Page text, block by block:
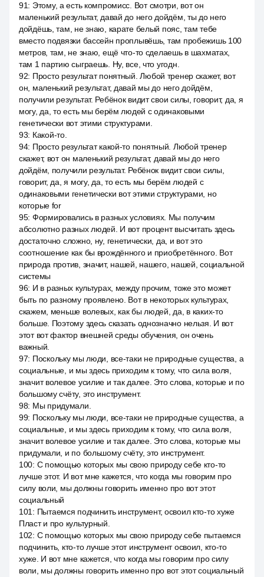
91: Этому, а есть компромисс. Вот смотри, вот он
маленький результат, давай до него дойдём, ты до него
дойдёшь, там, не знаю, карате белый пояс, там тебе
вместо подвязки бассейн проплывёшь, там пробежишь 100
метров, там, не знаю, ещё что-то сделаешь в шахматах,
там 1 партию сыграешь. Ну, все, что угодн.
92: Просто результат понятный. Любой тренер скажет, вот
он, маленький результат, давай мы до него дойдём,
получили результат. Ребёнок видит свои силы, говорит, да, я
могу, да, то есть мы берём людей с одинаковыми
генетически вот этими структурами.
93: Какой-то.
94: Просто результат какой-то понятный. Любой тренер
скажет, вот он маленький результат, давай мы до него
дойдём, получили результат. Ребёнок видит свои силы,
говорит, да, я могу, да, то есть мы берём людей с
одинаковыми генетически вот этими структурами, но
которые for
95: Формировались в разных условиях. Мы получим
абсолютно разных людей. И вот процент высчитать здесь
достаточно сложно, ну, генетически, да, и вот это
соотношение как бы врождённого и приобретённого. Вот
природа против, значит, нашей, нашего, нашей, социальной
системы
96: И в разных культурах, между прочим, тоже это может
быть по разному проявлено. Вот в некоторых культурах,
скажем, меньше волевых, как бы людей, да, в каких-то
больше. Поэтому здесь сказать однозначно нельзя. И вот
этот вот фактор внешней среды обучения, он очень
важный.
97: Поскольку мы люди, все-таки не природные существа, а
социальные, и мы здесь приходим к тому, что сила воля,
значит волевое усилие и так далее. Это слова, которые и по
большому счёту, это инструмент.
98: Мы придумали.
99: Поскольку мы люди, все-таки не природные существа, а
социальные, и мы здесь приходим к тому, что сила воля,
значит волевое усилие и так далее. Это слова, которые мы
придумали, и по большому счёту, это инструмент.
100: С помощью которых мы свою природу себе кто-то
лучше этот. И вот мне кажется, что когда мы говорим про
силу воли, мы должны говорить именно про вот этот
социальный
101 : Пытаемся подчинить инструмент, освоил кто-то хуже
Пласт и про культурный.
102: С помощью которых мы свою природу себе пытаемся
подчинить, кто-то лучше этот инструмент освоил, кто-то
хуже. И вот мне кажется, что когда мы говорим про силу
воли, мы должны говорить именно про вот этот социальный